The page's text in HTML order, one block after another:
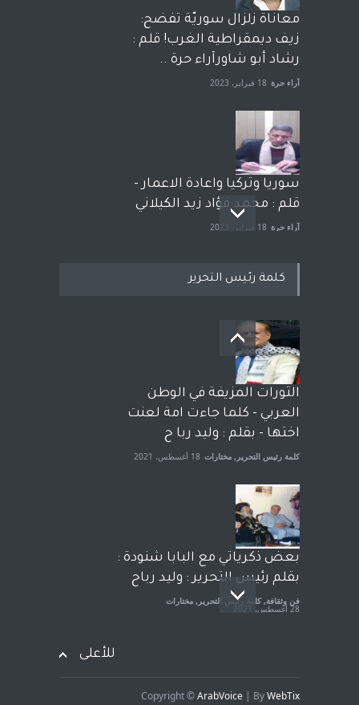
معاناة زلزال سوريّة تفضح:
زيف ديمقراطية الغرب! قلم :
رشاد أبو شاورآراء حرة ..
آراء حرة 18 فبراير، 2023
سوريا وتركيا واعادة الاعمار -
قلم : محمد فؤاد زيد الكيلاني
آراء حرة 18 فبراير، 2023
بعد معارك قضائية طاحنة كتب
وترافع فيها بنفسه مرة اخرى..
الشيخ طارق يوسف يقهر
الحكومة الأمريكية ، فأعطوه
الجنسية عن يد وهم صاغرون،
آراء حرة مختارات 7 أبريل، 2023
كلمة رئيس التحرير
الثورات المزيفة في الوطن
العربي - كلما جاءت امة لعنت
اختها - بقلم : وليد ربا ح
كلمة رئيس التحرير , مختارات 18 أغسطس، 2021
بعض ذكرياتي مع البابا شنودة :
بقلم رئيس التحرير : وليد رباح
فن وثقافة, كلمة رئيس التحرير , مختارات
28 أغسطس، 2021
للأعلى
Copyright ©ArabVoice | ByWebTix